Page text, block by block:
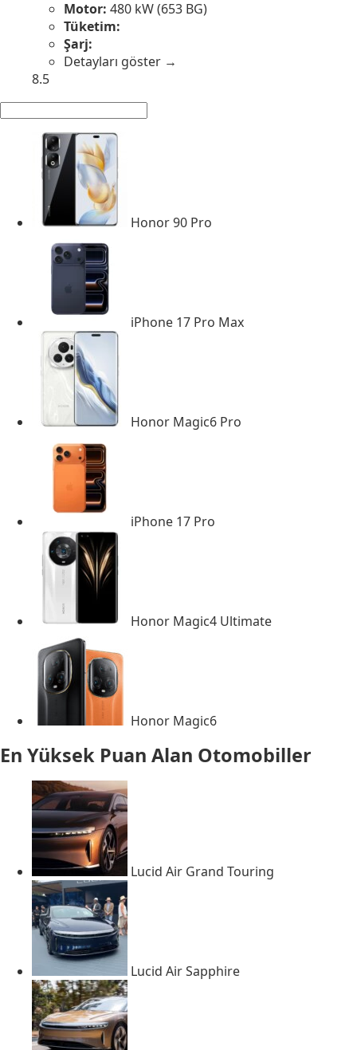
Motor: 480 kW (653 BG)
Tüketim:
Şarj:
Detayları göster →
8.5
Honor 90 Pro
iPhone 17 Pro Max
Honor Magic6 Pro
iPhone 17 Pro
Honor Magic4 Ultimate
Honor Magic6
En Yüksek Puan Alan Otomobiller
Lucid Air Grand Touring
Lucid Air Sapphire